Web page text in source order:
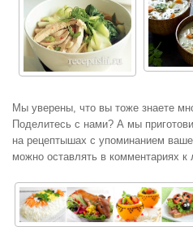
Мы уверены, что вы тоже знаете
Поделитесь с нами? А мы
на рецептышах с упоминанием
можно оставлять в комментариях